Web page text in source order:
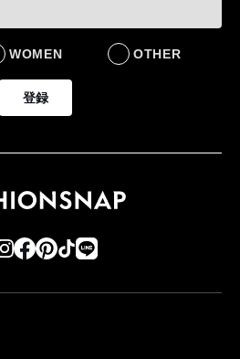
WOMEN OTHER
登録